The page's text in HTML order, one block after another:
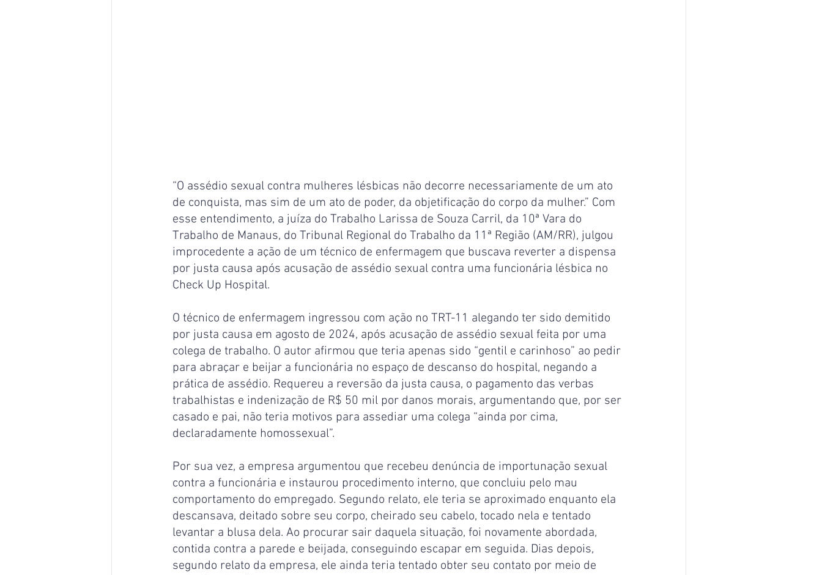
“O assédio sexual contra mulheres lésbicas não decorre necessariamente de um ato
de conquista, mas sim de um ato de poder, da objetificação do corpo da mulher.” Com
esse entendimento, a juíza do Trabalho Larissa de Souza Carril, da 10ª Vara do
Trabalho de Manaus, do Tribunal Regional do Trabalho da 11ª Região (AM/RR), julgou
improcedente a ação de um técnico de enfermagem que buscava reverter a dispensa
por justa causa após acusação de assédio sexual contra uma funcionária lésbica no
Check Up Hospital.
O técnico de enfermagem ingressou com ação no TRT-11 alegando ter sido demitido
por justa causa em agosto de 2024, após acusação de assédio sexual feita por uma
colega de trabalho. O autor afirmou que teria apenas sido “gentil e carinhoso” ao pedir
para abraçar e beijar a funcionária no espaço de descanso do hospital, negando a
prática de assédio. Requereu a reversão da justa causa, o pagamento das verbas
trabalhistas e indenização de R$ 50 mil por danos morais, argumentando que, por ser
casado e pai, não teria motivos para assediar uma colega “ainda por cima,
declaradamente homossexual”.
Por sua vez, a empresa argumentou que recebeu denúncia de importunação sexual
contra a funcionária e instaurou procedimento interno, que concluiu pelo mau
comportamento do empregado. Segundo relato, ele teria se aproximado enquanto ela
descansava, deitado sobre seu corpo, cheirado seu cabelo, tocado nela e tentado
levantar a blusa dela. Ao procurar sair daquela situação, foi novamente abordada,
contida contra a parede e beijada, conseguindo escapar em seguida. Dias depois,
segundo relato da empresa, ele ainda teria tentado obter seu contato por meio de